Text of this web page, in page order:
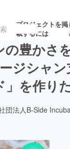
プロジェクトを掲
載するには
目の新着プロ 募集終
の豊かさ
ジシャ
」を作り
団法人B-Side